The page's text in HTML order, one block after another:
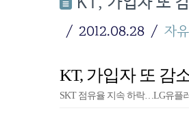
2012.08.28 자
KT, 가입자 또 감
SKT 점유율 지속 하락…LG유플